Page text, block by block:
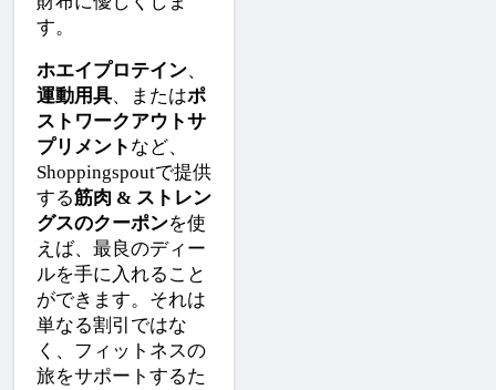
す。
ホエイプロテイン、
運動用具、またはポ
ストワークアウトサ
プリメント など、
Shoppingspoutで提供
する筋肉 & ストレン
グスのクーポンを使
えば、最良のディー
ルを手に入れること
ができます。それは
単なる割引ではな
く、フィットネスの
旅をサポートするた